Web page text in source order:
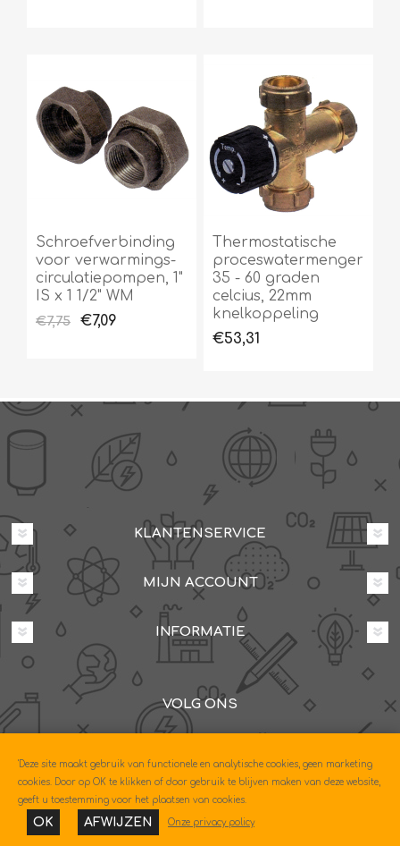
Schroefverbinding
voor verwarmings-
circulatiepompen, 1"
IS x 1 1/2" WM
€7,75 €7,09
Thermostatische
proceswatermenger
35 - 60 graden
celcius, 22mm
knelkoppeling
€53,31
KLANTENSERVICE
MIJN ACCOUNT
INFORMATIE
VOLG ONS
085-0604630
'Deze site maakt gebruik van functionele en analytische cookies, geen marketing
cookies. Door op OK te klikken of door gebruik te blijven maken van deze website,
geeft u toestemming voor het plaatsen van cookies.
OK AFWIJZEN Onze privacy policy